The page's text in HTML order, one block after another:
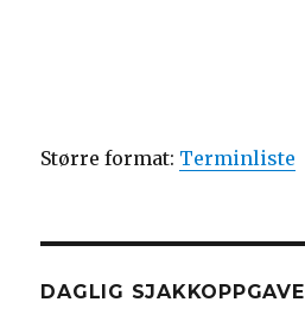
Større format: Terminliste
DAGLIG SJAKKOPPGAVE